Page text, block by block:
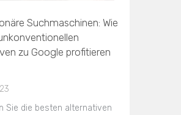
Suchmaschinen: Wie
zu Google profitieren
Sie die besten alternativen